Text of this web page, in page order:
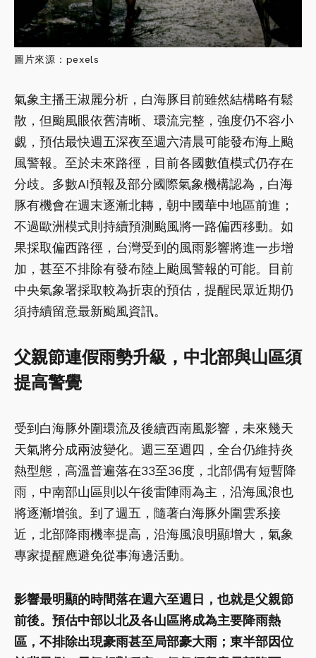
圖片來源：pexels
氣象主播王淑麗分析，白海豚目前雖然結構略有鬆
散，但颱風眼依舊清晰、環流完整，強度仍不容小
覷，預估最快週五深夜至週六清晨可能發布海上颱
風警報。至於未來路徑，目前各國數值模式仍存在
分歧。多數AI預報及部分國際氣象機構認為，白海
豚有機會在週末逐漸北轉，朝中國華中地區前進；
不過歐洲模式則持續預測颱風將一路偏西移動。如
果採取偏西路徑，台灣受到的風雨影響將進一步增
加，甚至不排除有發布陸上颱風警報的可能。目前
中央氣象署採取較為折衷的預估，提醒民眾近期仍
須持續留意最新颱風資訊。
父親節連假雨勢升級，中北部與山區須
提高警覺
受到白海豚外圍環流及後續西南風影響，未來幾天
天氣將分成兩波變化。週三至週四，全台仍維持炎
熱型態，高溫普遍落在33至36度，北部偶有短暫降
雨，中南部山區則以午後雷陣雨為主，沿海風浪也
將逐漸增強。到了週五，隨著白海豚外圍雲系接
近，北部降雨機率提高，沿海風浪明顯增大，氣象
專家提醒應避免從事海邊活動。
影響最明顯的時間落在週六至週日，也就是父親節
前後。預估中部以北及各山區將成為主要降雨熱
區，不排除出現豪雨甚至局部豪大雨；東半部因位